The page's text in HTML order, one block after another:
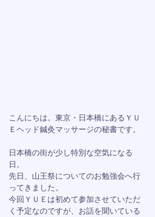
こんにちは。東京・日本橋にあるＹＵ
Ｅヘッド鍼灸マッサージの秘書です。
日本橋の街が少し特別な空気になる
日。
先日、山王祭についてのお勉強会へ行
ってきました。
今回ＹＵＥは初めて参加させていただ
く予定なのですが、お話を聞いている